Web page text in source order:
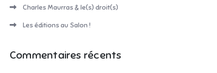
Charles Maurras & le(s) droit(s)
Les éditions au Salon !
Commentaires récents